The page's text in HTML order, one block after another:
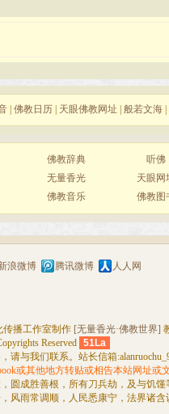
佛教日历 天眼佛教网址 般若文海
佛教辞典
听佛
无量香光
天眼网
佛教音乐 佛教图
浪微博 腾讯微博 人人网
传播工作室制作 [无量香光·佛教世界]
Reserved 51La
与我们联系。站长信箱
或其他地方转贴或相告本站网址或
圆成胜善根，所有刀兵劫，及与饥
风雨常调顺，人民悉康宁，法界诸含